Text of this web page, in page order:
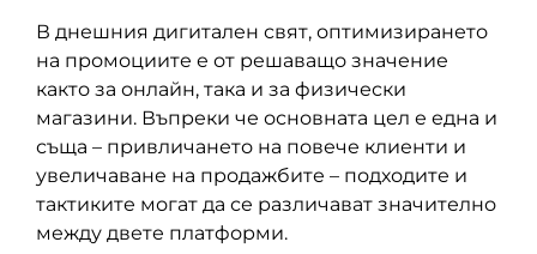
В днешния дигитален свят, оптимизирането
на промоциите е от решаващо значение
както за онлайн, така и за физически
магазини. Въпреки че основната цел е една и
съща – привличането на повече клиенти и
увеличаване на продажбите – подходите и
тактиките могат да се различават значително
между двете платформи.